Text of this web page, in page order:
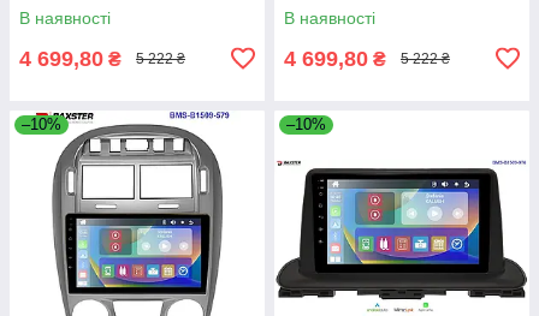
В наявності
4 699,80 ₴ 5 222 ₴
В наявності
4 699,80 ₴ 5 222 ₴
–10% –10%